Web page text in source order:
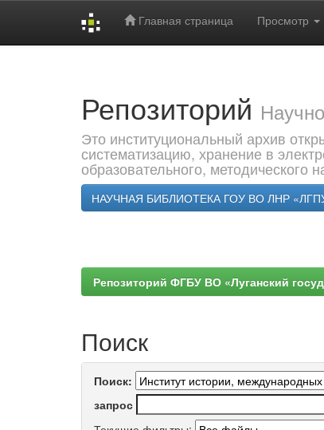
Главная страница Просмотр
Репозиторий
Это институциональный архив
систематизацию, хранение в
образовательного, методического
НАУЧНАЯ БИБЛИОТЕКА ГОУ ВО ЛНР
Репозиторий ФГБУ ВО «Луганский
Поиск
Поиск:
запрос